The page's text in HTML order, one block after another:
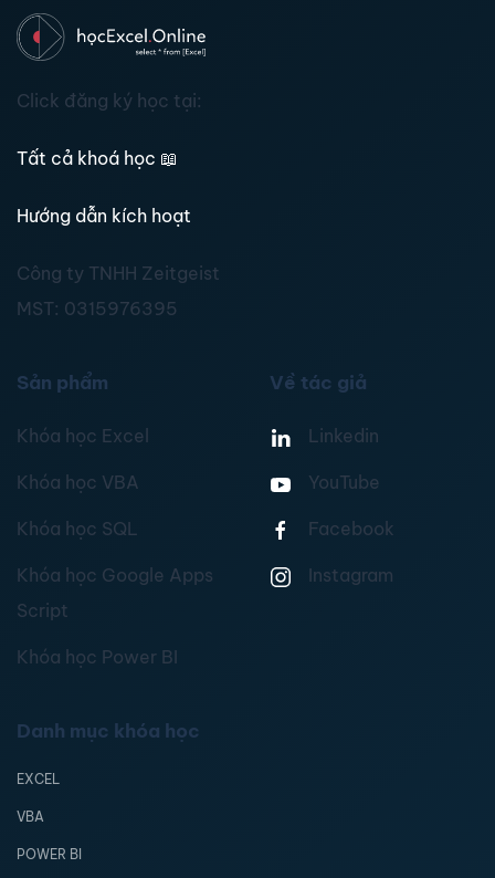
Click đăng ký học tại:
Tất cả khoá học 📖
Hướng dẫn kích hoạt
Công ty TNHH Zeitgeist
MST: 0315976395
Sản phẩm
Khóa học Excel
Khóa học VBA
Khóa học SQL
Khóa học Google Apps
Script
Khóa học Power BI
Về tác giả
Linkedin
YouTube
Facebook
Instagram
Danh mục khóa học
EXCEL
VBA
POWER BI